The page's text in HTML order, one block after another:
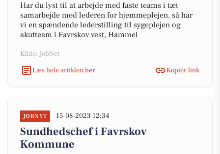
Har du lyst til at arbejde med faste teams i tæt
samarbejde med lederen for hjemmeplejen, så har
vi en spændende lederstilling til sygeplejen og
akutteam i Favrskov vest, Hammel
Kilde: JobNet
Læs hele artiklen her
Kopiér link
JOBNYT 15-08-2023 12:34
Sundhedschef i Favrskov
Kommune